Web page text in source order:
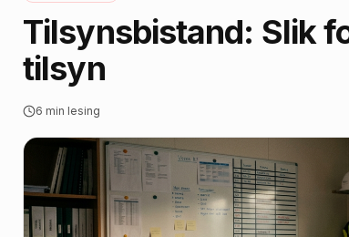
Tilsynsbistand: Slik
tilsyn
6 min lesing